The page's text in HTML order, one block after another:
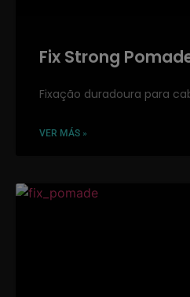
Fix Strong
Fixação duradoura para
VER MÁS »